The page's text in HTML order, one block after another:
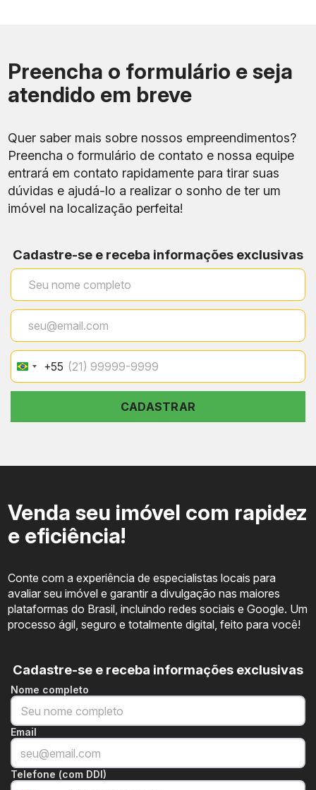
Estação Botafogo do Metrô: 5 minutos de carro
Colégio Eleva e Santo Inácio: entorno imediato
Hospital Santa Lúcia e Samaritano: próximo ao eixo da
rua
Padarias gourmet, academias, spas e clínicas de saúde:
até 500 metros
Preencha o formulário e seja
atendido em breve
Quer saber mais sobre nossos empreendimentos?
Preencha o formulário de contato e nossa equipe
entrará em contato rapidamente para tirar suas
dúvidas e ajudá-lo a realizar o sonho de ter um
imóvel na localização perfeita!
Cadastre-se e receba informações exclusivas
Brazil
+55
+55
CADASTRAR
Venda seu imóvel com rapidez
e eficiência!
Conte com a experiência de especialistas locais para
avaliar seu imóvel e garantir a divulgação nas maiores
plataformas do Brasil, incluindo redes sociais e Google. Um
processo ágil, seguro e totalmente digital, feito para você!
Cadastre-se e receba informações exclusivas
Nome completo
Email
Telefone (com DDI)